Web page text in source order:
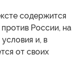
содержится
России, на
и, в
от своих